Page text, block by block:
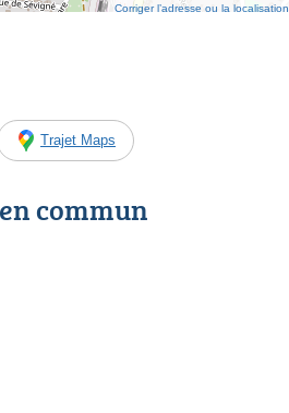
Corriger l’adresse ou la localisation
Trajet Maps
commun